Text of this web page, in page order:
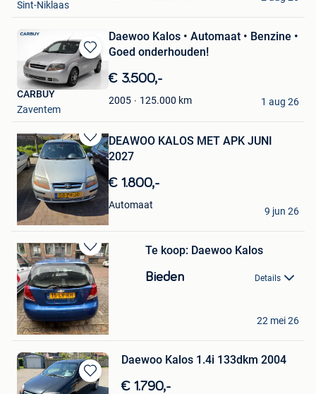
Sint-Niklaas
Bewaren
in
Mijn
Favorieten
Daewoo Kalos • Automaat • Benzine •
Goed onderhouden!
€ 3.500,-
2005 125.000 km
CARBUY
Zaventem
1 aug 26
Bewaren
in
Mijn
Favorieten
DEAWOO KALOS MET APK JUNI
2027
€ 1.800,-
Automaat
Paula
Mol
9 jun 26
Bewaren
in
Mijn
Favorieten
Te koop: Daewoo Kalos
Bieden Details
Sebas
ijmuiden
22 mei 26
Bewaren
Daewoo Kalos 1.4i 133dkm 2004
€ 1.790,-